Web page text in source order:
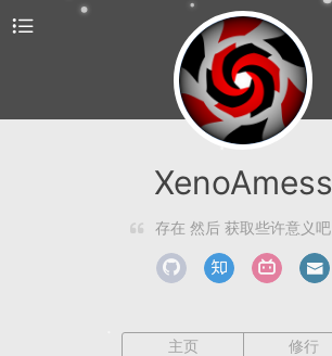
XenoAmess
存在 然后 获取些许意义吧
主页 修行